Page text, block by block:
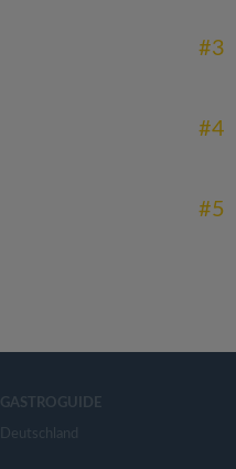
#3
#4
#5
GASTROGUIDE
Deutschland